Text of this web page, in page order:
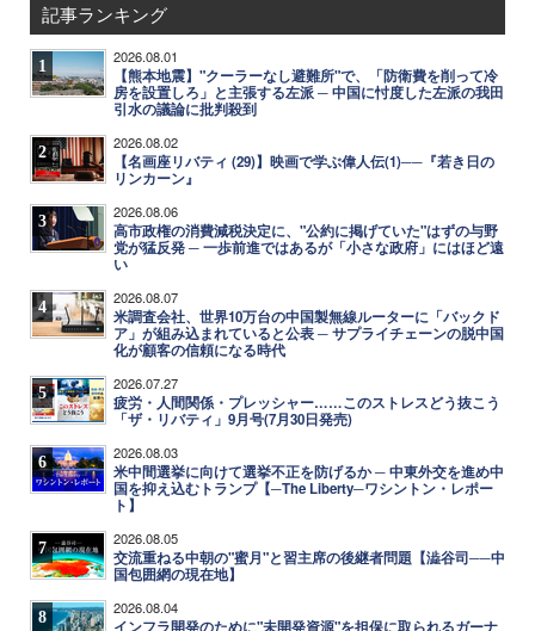
記事ランキング
1 2026.08.01
【熊本地震】"クーラーなし避難所"で、「防衛費を削って冷
房を設置しろ」と主張する左派 ─ 中国に忖度した左派の我田
引水の議論に批判殺到
2 2026.08.02
【名画座リバティ (29)】映画で学ぶ偉人伝(1)──『若き日の
リンカーン』
3 2026.08.06
高市政権の消費減税決定に、"公約に掲げていた"はずの与野
党が猛反発 ─ 一歩前進ではあるが「小さな政府」にはほど遠
い
4 2026.08.07
米調査会社、世界10万台の中国製無線ルーターに「バックド
ア」が組み込まれていると公表 ─ サプライチェーンの脱中国
化が顧客の信頼になる時代
5 2026.07.27
疲労・人間関係・プレッシャー……このストレスどう抜こう
「ザ・リバティ」9月号(7月30日発売)
6 2026.08.03
米中間選挙に向けて選挙不正を防げるか ─ 中東外交を進め中
国を抑え込むトランプ【─The Liberty─ワシントン・レポー
ト】
7 2026.08.05
交流重ねる中朝の"蜜月"と習主席の後継者問題【澁谷司──中
国包囲網の現在地】
8 2026.08.04